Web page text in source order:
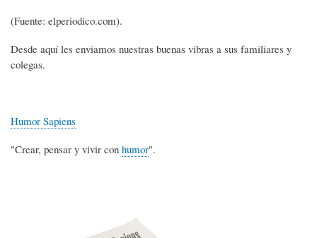
(Fuente: elperiodico.com).
Desde aquí les enviamos nuestras buenas vibras a sus familiares y
colegas.
Humor Sapiens
"Crear, pensar y vivir con humor".